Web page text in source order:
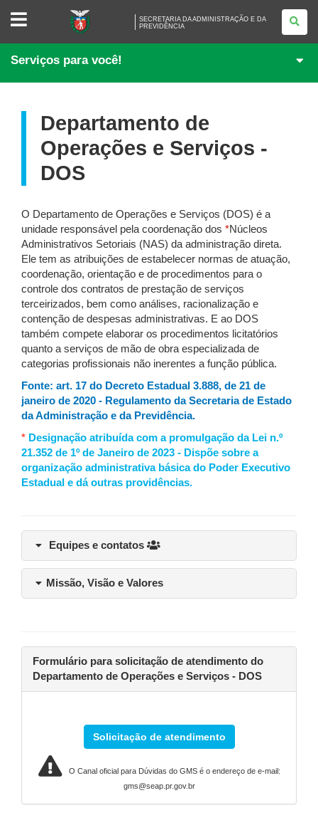
SECRETARIA
ADMINISTRAÇÃO
E
DA
PREVIDÊNCIA
SECRETARIA DA ADMINISTRAÇÃO E DA
PREVIDÊNCIA
Serviços para você!
Departamento de
Operações e Serviços -
DOS
O Departamento de Operações e Serviços (DOS) é a
unidade responsável pela coordenação dos *Núcleos
Administrativos Setoriais (NAS) da administração direta.
Ele tem as atribuições de estabelecer normas de atuação,
coordenação, orientação e de procedimentos para o
controle dos contratos de prestação de serviços
terceirizados, bem como análises, racionalização e
contenção de despesas administrativas. E ao DOS
também compete elaborar os procedimentos licitatórios
quanto a serviços de mão de obra especializada de
categorias profissionais não inerentes a função pública.
Fonte: art. 17 do Decreto Estadual 3.888, de 21 de
janeiro de 2020 - Regulamento da Secretaria de Estado
da Administração e da Previdência.
* Designação atribuída com a promulgação da Lei n.º
21.352 de 1º de Janeiro de 2023 - Dispõe sobre a
organização administrativa básica do Poder Executivo
Estadual e dá outras providências.
Equipes e contatos
Missão, Visão e Valores
Formulário para solicitação de atendimento do
Departamento de Operações e Serviços - DOS
Solicitação de atendimento
O Canal oficial para Dúvidas do GMS é o endereço de e-mail:
gms@seap.pr.gov.br